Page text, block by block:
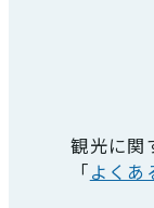
観光に関
「よくあ